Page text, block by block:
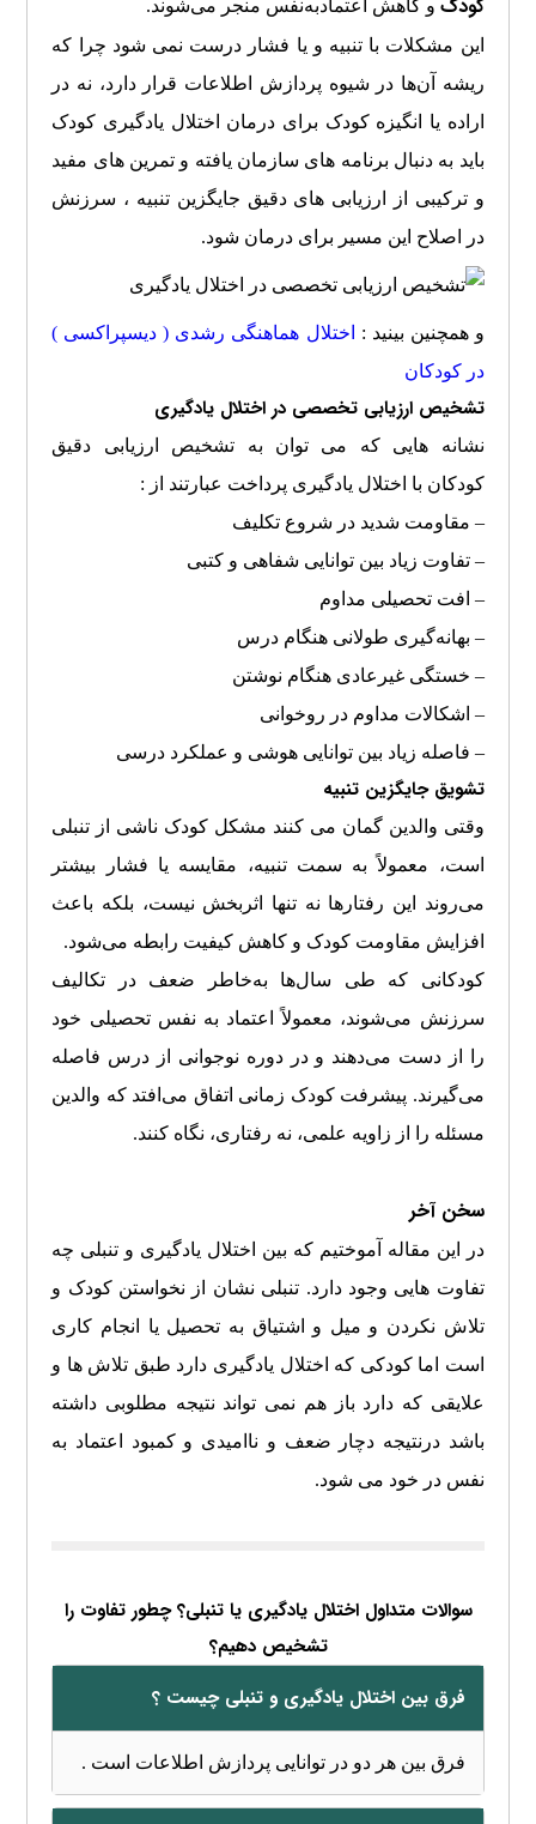
کودک و کاهش اعتمادبه‌نفس منجر می‌شوند.
این مشکلات با تنبیه و یا فشار درست نمی شود چرا که
ریشه آن‌ها در شیوه پردازش اطلاعات قرار دارد، نه در
اراده یا انگیزه کودک برای درمان اختلال یادگیری کودک
باید به دنبال برنامه های سازمان یافته و تمرین های مفید
و ترکیبی از ارزیابی های دقیق جایگزین تنبیه ، سرزنش
در اصلاح این مسیر برای درمان شود.
و همچنین بینید :
اختلال هماهنگی رشدی ( دیسپراکسی )
در کودکان
تشخیص ارزیابی تخصصی در اختلال یادگیری
نشانه هایی که می توان به تشخیص ارزیابی دقیق
کودکان با اختلال یادگیری پرداخت عبارتند از :
– مقاومت شدید در شروع تکلیف
– تفاوت زیاد بین توانایی شفاهی و کتبی
– افت تحصیلی مداوم
– بهانه‌گیری طولانی هنگام درس
– خستگی غیرعادی هنگام نوشتن
– اشکالات مداوم در روخوانی
– فاصله زیاد بین توانایی هوشی و عملکرد درسی
تشویق جایگزین تنبیه
وقتی والدین گمان می کنند مشکل کودک ناشی از تنبلی
است، معمولاً به سمت تنبیه، مقایسه یا فشار بیشتر
می‌روند این رفتارها نه تنها اثربخش نیست، بلکه باعث
افزایش مقاومت کودک و کاهش کیفیت رابطه می‌شود.
کودکانی که طی سال‌ها به‌خاطر ضعف در تکالیف
سرزنش می‌شوند، معمولاً اعتماد به‌ نفس تحصیلی خود
را از دست می‌دهند و در دوره نوجوانی از درس فاصله
می‌گیرند. پیشرفت کودک زمانی اتفاق می‌افتد که والدین
مسئله را از زاویه علمی، نه رفتاری، نگاه کنند.
سخن آخر
در این مقاله آموختیم که بین اختلال یادگیری و تنبلی چه
تفاوت هایی وجود دارد. تنبلی نشان از نخواستن کودک و
تلاش نکردن و میل و اشتیاق به تحصیل یا انجام کاری
است اما کودکی که اختلال یادگیری دارد طبق تلاش ها و
علایقی که دارد باز هم نمی تواند نتیجه مطلوبی داشته
باشد درنتیجه دچار ضعف و ناامیدی و کمبود اعتماد به
نفس در خود می شود.
سوالات متداول اختلال یادگیری یا تنبلی؟ چطور تفاوت را
تشخیص دهیم؟
فرق بین اختلال یادگیری و تنبلی چیست ؟
فرق بین هر دو در توانایی پردازش اطلاعات است .